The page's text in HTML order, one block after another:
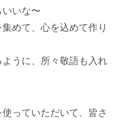
いいな〜
めて、心を込めて作り
うに、所々敬語も入れ
っていただいて、皆さ